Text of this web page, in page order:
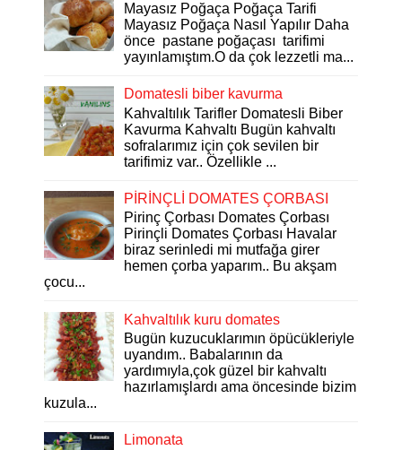
Mayasız Poğaça Poğaça Tarifi
Mayasız Poğaça Nasıl Yapılır Daha
önce pastane poğaçası tarifimi
yayınlamıştım.O da çok lezzetli ma...
Domatesli biber kavurma
Kahvaltılık Tarifler Domatesli Biber
Kavurma Kahvaltı Bugün kahvaltı
sofralarımız için çok sevilen bir
tarifimiz var.. Özellikle ...
PİRİNÇLİ DOMATES ÇORBASI
Pirinç Çorbası Domates Çorbası
Pirinçli Domates Çorbası Havalar
biraz serinledi mi mutfağa girer
hemen çorba yaparım.. Bu akşam
çocu...
Kahvaltılık kuru domates
Bugün kuzucuklarımın öpücükleriyle
uyandım.. Babalarının da
yardımıyla,çok güzel bir kahvaltı
hazırlamışlardı ama öncesinde bizim
kuzula...
Limonata